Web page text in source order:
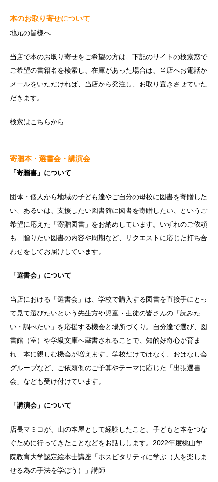
本のお取り寄せについて
地元の皆様へ
当店で本のお取り寄せをご希望の方は、下記のサイトの検索窓で
ご希望の書籍名を検索し、在庫があった場合は、当店へお電話か
メールをいただければ、当店から発注し、お取り置きさせていた
だきます。
検索はこちらから
寄贈本・選書会・講演会
「寄贈書」について
団体・個人から地域の子ども達やご自分の母校に図書を寄贈した
い、あるいは、支援したい図書館に図書を寄贈したい、というご
希望に応えた「寄贈図書」をお納めしています。いずれのご依頼
も、贈りたい図書の内容や周期など、リクエストに応じた打ち合
わせをしてお届けしています。
「選書会」について
当店における「選書会」は、学校で購入する図書を直接手にとっ
て見て選びたいという先生方や児童・生徒の皆さんの「読みた
い・調べたい」を応援する機会と場所づくり。自分達で選び、図
書館（室）や学級文庫へ蔵書されることで、知的好奇心が育ま
れ、本に親しむ機会が増えます。学校だけではなく、おはなし会
グループなど、ご依頼側のご予算やテーマに応じた「出張選書
会」なども受け付けています。
「講演会」について
店長マミコが、山の本屋として経験したこと、子どもと本をつな
ぐために行ってきたことなどをお話しします。2022年度桃山学
院教育大学認定絵本士講座「ホスピタリティに学ぶ（人を楽しま
せる為の手法を学ぼう）」講師